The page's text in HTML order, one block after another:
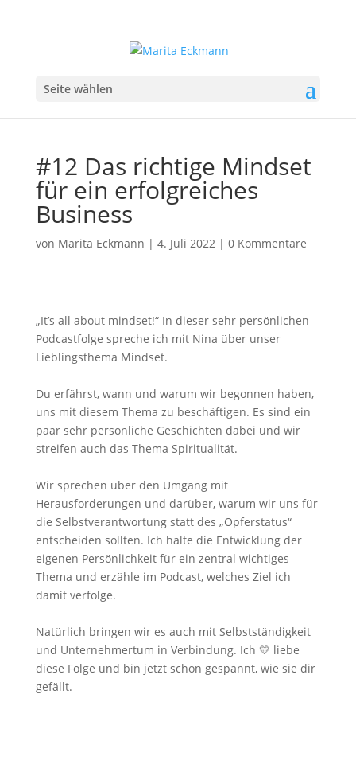
Seite wählen
#12 Das richtige Mindset
für ein erfolgreiches
Business
von Marita Eckmann | 4. Juli 2022| 0 Kommentare
„It’s all about mindset!“ In dieser sehr persönlichen
Podcastfolge spreche ich mit Nina über unser
Lieblingsthema Mindset.
Du erfährst, wann und warum wir begonnen haben,
uns mit diesem Thema zu beschäftigen. Es sind ein
paar sehr persönliche Geschichten dabei und wir
streifen auch das Thema Spiritualität.⁠
Wir sprechen über den Umgang mit
Herausforderungen und darüber, warum wir uns für
die Selbstverantwortung statt des „Opferstatus“
entscheiden sollten. Ich halte die Entwicklung der
eigenen Persönlichkeit für ein zentral wichtiges
Thema und erzähle im Podcast, welches Ziel ich
damit verfolge. ⁠
Natürlich bringen wir es auch mit Selbstständigkeit
und Unternehmertum in Verbindung. Ich 💛 liebe
diese Folge und bin jetzt schon gespannt, wie sie dir
gefällt. ⁠